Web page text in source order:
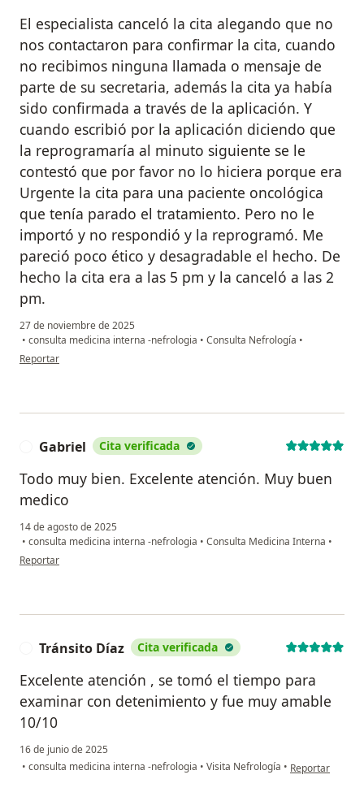
El especialista canceló la cita alegando que no
nos contactaron para confirmar la cita, cuando
no recibimos ninguna llamada o mensaje de
parte de su secretaria, además la cita ya había
sido confirmada a través de la aplicación. Y
cuando escribió por la aplicación diciendo que
la reprogramaría al minuto siguiente se le
contestó que por favor no lo hiciera porque era
Urgente la cita para una paciente oncológica
que tenía parado el tratamiento. Pero no le
importó y no respondió y la reprogramó. Me
pareció poco ético y desagradable el hecho. De
hecho la cita era a las 5 pm y la canceló a las 2
pm.
27 de noviembre de 2025
• consulta medicina interna -nefrologia • Consulta Nefrología •
en opinión del usuario Kristel Soriano
Reportar
Gabriel Cita verificada
Todo muy bien. Excelente atención. Muy buen
medico
14 de agosto de 2025
• consulta medicina interna -nefrologia • Consulta Medicina Interna •
en opinión del usuario Gabriel
Reportar
Tránsito Díaz Cita verificada
Excelente atención , se tomó el tiempo para
examinar con detenimiento y fue muy amable
10/10
16 de junio de 2025
• consulta medicina interna -nefrologia • Visita Nefrología • en opinión del
Reportar